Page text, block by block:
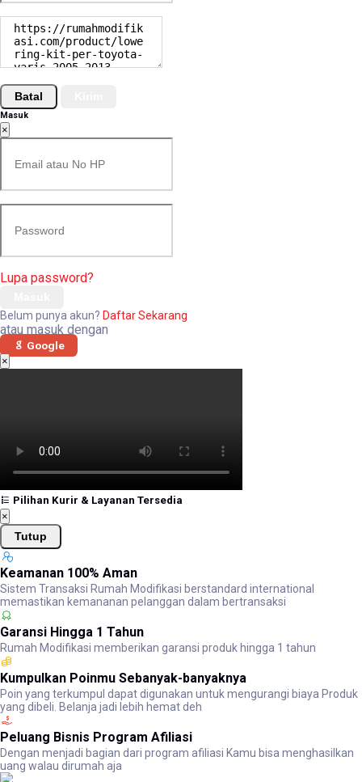
Batal
Masuk
×
Lupa password?
Belum punya akun? Daftar Sekarang
atau masuk dengan
Google
×
Pilihan Kurir & Layanan Tersedia
×
Tutup
Keamanan 100% Aman
Sistem Transaksi Rumah Modifikasi berstandard international
memastikan kemananan pelanggan dalam bertransaksi
Garansi Hingga 1 Tahun
Rumah Modifikasi memberikan garansi produk hingga 1 tahun
Kumpulkan Poinmu Sebanyak-banyaknya
Poin yang terkumpul dapat digunakan untuk mengurangi biaya Produk
yang dibeli. Belanja jadi lebih hemat deh
Peluang Bisnis Program Afiliasi
Dengan menjadi bagian dari program afiliasi Kamu bisa menghasilkan
uang walau dirumah aja